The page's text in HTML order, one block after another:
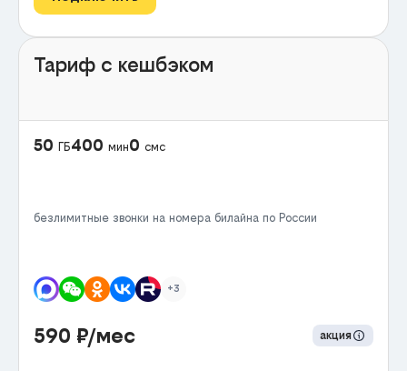
Тариф с кешбэком
50 ГБ400 мин0 смс
безлимитные звонки на номера билайна по России
+3
590 ₽/мес акция